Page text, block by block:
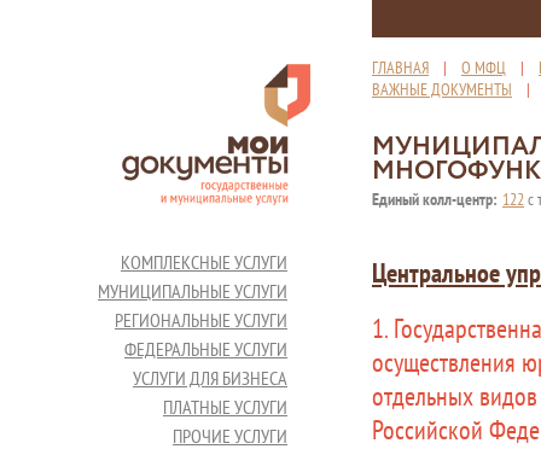
ГЛАВНАЯ | О МФЦ |
ВАЖНЫЕ ДОКУМЕНТЫ
Единый колл-центр: 122с
КОМПЛЕКСНЫЕ УСЛУГИ
МУНИЦИПАЛЬНЫЕ УСЛУГИ
РЕГИОНАЛЬНЫЕ УСЛУГИ
ФЕДЕРАЛЬНЫЕ УСЛУГИ
УСЛУГИ ДЛЯ БИЗНЕСА
ПЛАТНЫЕ УСЛУГИ
ПРОЧИЕ УСЛУГИ
Центральное
1.
осуществления
отдельных
Российской